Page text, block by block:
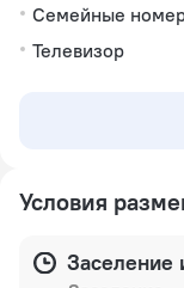
Семейные
Телевизор
Условия
Заселение